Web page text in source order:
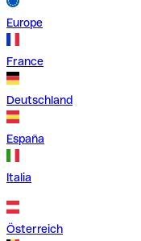
Europe
France
Deutschland
España
Italia
Österreich